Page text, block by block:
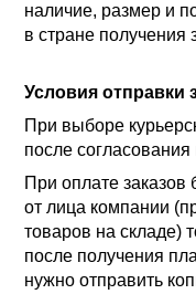
наличие, размер и
в стране получения
Условия отправки
При выборе
после
При оплате
от лица компании
товаров на складе)
после получения
нужно отправить